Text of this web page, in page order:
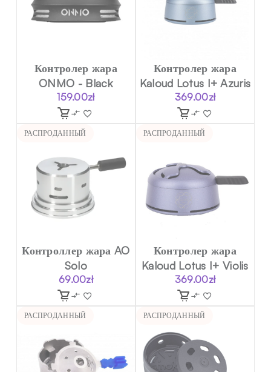
Контролер жара
ONMO - Black
159.00zł
Контролер жара
Kaloud Lotus I+ Azuris
369.00zł
РАСПРОДАННЫЙ
Контроллер жара AO
Solo
69.00zł
РАСПРОДАННЫЙ
Контролер жара
Kaloud Lotus I+ Violis
369.00zł
РАСПРОДАННЫЙ РАСПРОДАННЫЙ